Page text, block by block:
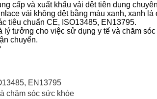
cấp và xuất khẩu vải dệt tiện dụng
vải không dệt bằng màu xanh, xanh
tiêu chuẩn CE, ISO13485, EN13795.
lý tưởng cho việc sử dụng y tế và chăm
chuyển.
EN13795
chăm sóc sức khỏe